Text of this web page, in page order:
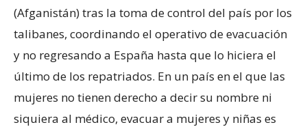
(Afganistán) tras la toma de control del país por los
talibanes, coordinando el operativo de evacuación
y no regresando a España hasta que lo hiciera el
último de los repatriados. En un país en el que las
mujeres no tienen derecho a decir su nombre ni
siquiera al médico, evacuar a mujeres y niñas es